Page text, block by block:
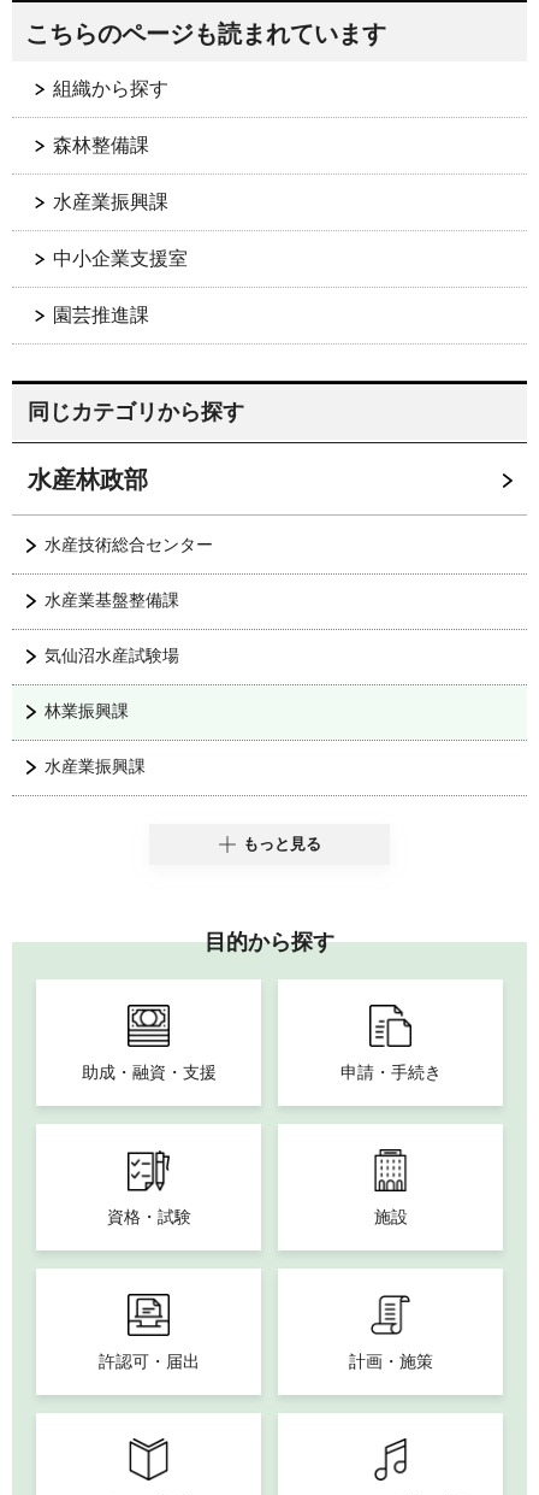
こちらのページも読まれています
組織から探す
森林整備課
水産業振興課
中小企業支援室
園芸推進課
同じカテゴリから探す
水産林政部
水産技術総合センター
水産業基盤整備課
気仙沼水産試験場
林業振興課
水産業振興課
もっと見る
目的から探す
助成・融資・支援 申請・手続き
資格・試験 施設
許認可・届出 計画・施策